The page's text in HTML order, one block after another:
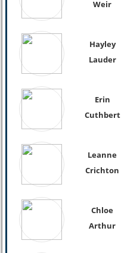
Weir
Hayley
Lauder
Erin
Cuthbert
Leanne
Crichton
Chloe
Arthur